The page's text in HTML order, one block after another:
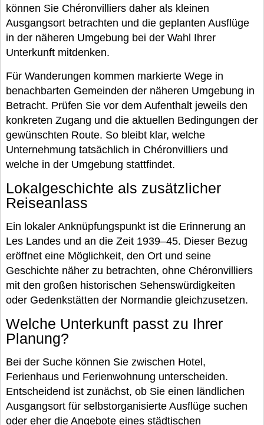
können Sie Chéronvilliers daher als kleinen
Ausgangsort betrachten und die geplanten Ausflüge
in der näheren Umgebung bei der Wahl Ihrer
Unterkunft mitdenken.
Für Wanderungen kommen markierte Wege in
benachbarten Gemeinden der näheren Umgebung in
Betracht. Prüfen Sie vor dem Aufenthalt jeweils den
konkreten Zugang und die aktuellen Bedingungen der
gewünschten Route. So bleibt klar, welche
Unternehmung tatsächlich in Chéronvilliers und
welche in der Umgebung stattfindet.
Lokalgeschichte als zusätzlicher
Reiseanlass
Ein lokaler Anknüpfungspunkt ist die Erinnerung an
Les Landes und an die Zeit 1939–45. Dieser Bezug
eröffnet eine Möglichkeit, den Ort und seine
Geschichte näher zu betrachten, ohne Chéronvilliers
mit den großen historischen Sehenswürdigkeiten
oder Gedenkstätten der Normandie gleichzusetzen.
Welche Unterkunft passt zu Ihrer
Planung?
Bei der Suche können Sie zwischen Hotel,
Ferienhaus und Ferienwohnung unterscheiden.
Entscheidend ist zunächst, ob Sie einen ländlichen
Ausgangsort für selbstorganisierte Ausflüge suchen
oder eher die Angebote eines städtischen